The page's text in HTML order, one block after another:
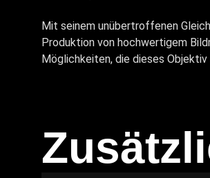
Mit seinem unübertroffenen
Produktion von hochwertigem
Möglichkeiten, die dieses